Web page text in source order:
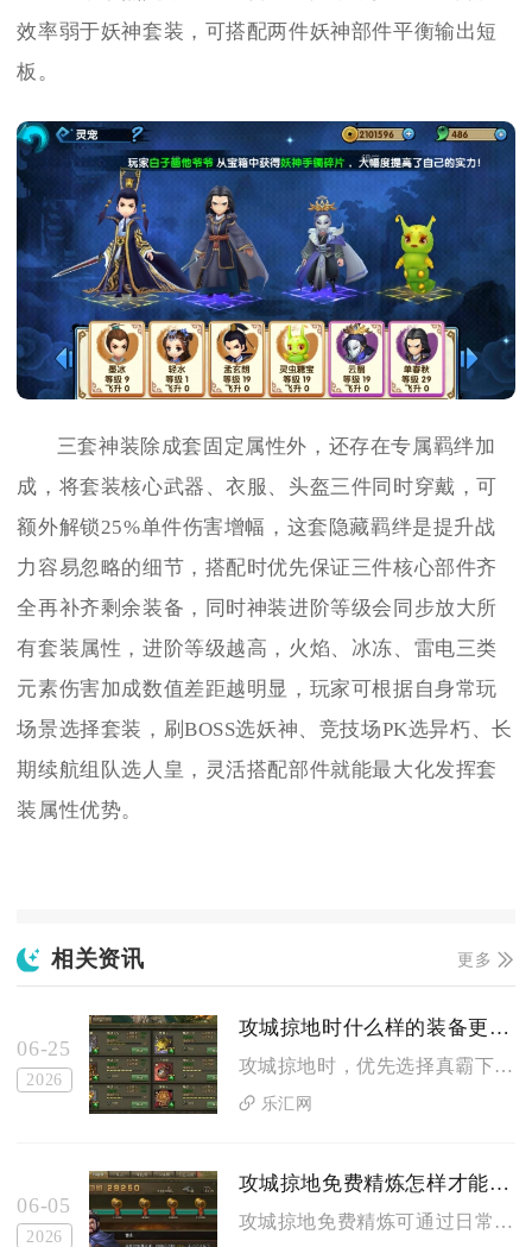
效率弱于妖神套装，可搭配两件妖神部件平衡输出短
板。
三套神装除成套固定属性外，还存在专属羁绊加
成，将套装核心武器、衣服、头盔三件同时穿戴，可
额外解锁25%单件伤害增幅，这套隐藏羁绊是提升战
力容易忽略的细节，搭配时优先保证三件核心部件齐
全再补齐剩余装备，同时神装进阶等级会同步放大所
有套装属性，进阶等级越高，火焰、冰冻、雷电三类
元素伤害加成数值差距越明显，玩家可根据自身常玩
场景选择套装，刷BOSS选妖神、竞技场PK选异朽、长
期续航组队选人皇，灵活搭配部件就能最大化发挥套
装属性优势。
相关资讯 更多
06-25
2026
攻城掠地时什么样的装备更合适
攻城掠地时，优先选择真霸下、朱雀、真烛龙、灵龟四大套装，按武...
乐汇网
06-05
2026
攻城掠地免费精炼怎样才能免费获取
攻城掠地免费精炼可通过日常功勋领取、限时活动参与、古城探宝掉...